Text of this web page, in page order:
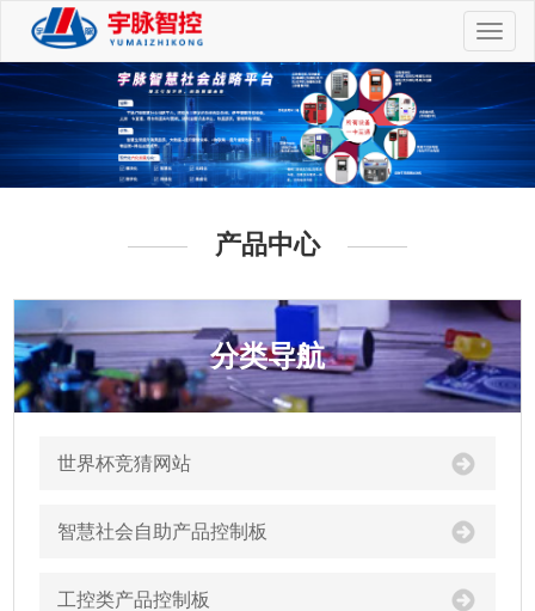
切
换
航
产品中心
分类导航
世界杯竞猜网站
智慧社会自助产品控制板
工控类产品控制板